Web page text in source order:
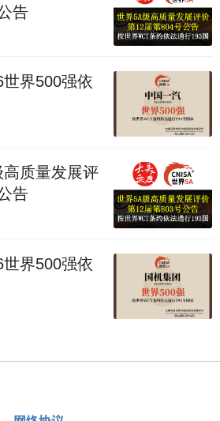
告
界500强依
质量发展评
告
界500强依